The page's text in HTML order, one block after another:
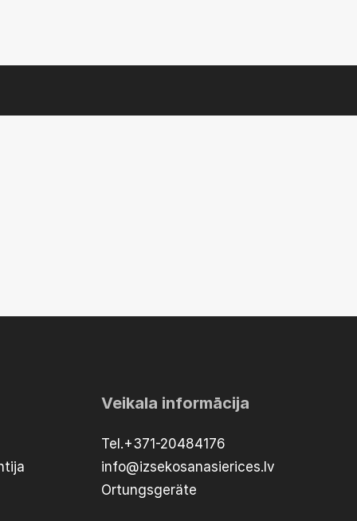
Veikala informācija
Tel.+371-20484176
info@izsekosanasierices.lv
Ortungsgeräte